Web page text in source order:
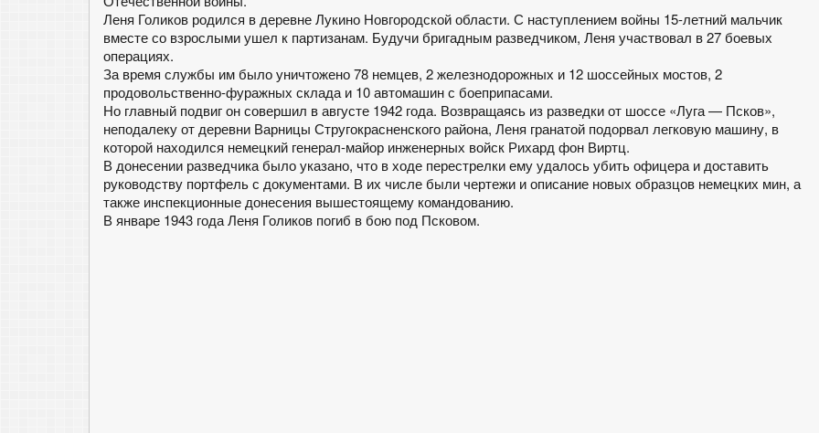
Леня Голиков родился в деревне Лукино Новгородской области. С наступлением войны 15-летний мальчик
вместе со взрослыми ушел к партизанам. Будучи бригадным разведчиком, Леня участвовал в 27 боевых
операциях.
За время службы им было уничтожено 78 немцев, 2 железнодорожных и 12 шоссейных мостов, 2
продовольственно-фуражных склада и 10 автомашин с боеприпасами.
Но главный подвиг он совершил в августе 1942 года. Возвращаясь из разведки от шоссе «Луга — Псков»,
неподалеку от деревни Варницы Стругокрасненского района, Леня гранатой подорвал легковую машину, в
которой находился немецкий генерал-майор инженерных войск Рихард фон Виртц.
В донесении разведчика было указано, что в ходе перестрелки ему удалось убить офицера и доставить
руководству портфель с документами. В их числе были чертежи и описание новых образцов немецких мин, а
также инспекционные донесения вышестоящему командованию.
В январе 1943 года Леня Голиков погиб в бою под Псковом.